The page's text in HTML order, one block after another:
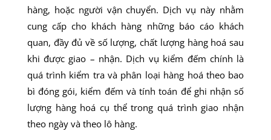
hàng, hoặc người vận chuyển. Dịch vụ này nhằm
cung cấp cho khách hàng những báo cáo khách
quan, đầy đủ về số lượng, chất lượng hàng hoá sau
khi được giao – nhận. Dịch vụ kiểm đếm chính là
quá trình kiểm tra và phân loại hàng hoá theo bao
bì đóng gói, kiểm đếm và tính toán để ghi nhận số
lượng hàng hoá cụ thể trong quá trình giao nhận
theo ngày và theo lô hàng.